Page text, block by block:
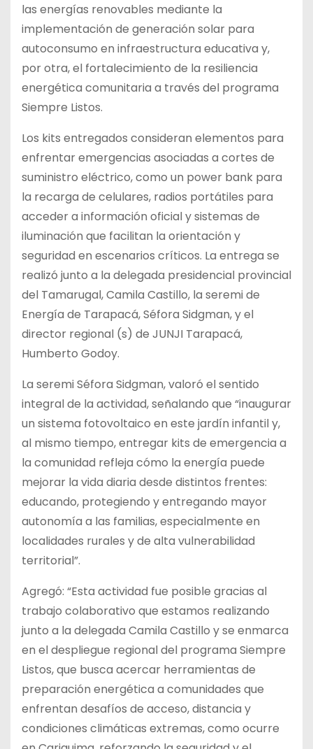
las energías renovables mediante la
implementación de generación solar para
autoconsumo en infraestructura educativa y,
por otra, el fortalecimiento de la resiliencia
energética comunitaria a través del programa
Siempre Listos.
Los kits entregados consideran elementos para
enfrentar emergencias asociadas a cortes de
suministro eléctrico, como un power bank para
la recarga de celulares, radios portátiles para
acceder a información oficial y sistemas de
iluminación que facilitan la orientación y
seguridad en escenarios críticos. La entrega se
realizó junto a la delegada presidencial provincial
del Tamarugal, Camila Castillo, la seremi de
Energía de Tarapacá, Séfora Sidgman, y el
director regional (s) de JUNJI Tarapacá,
Humberto Godoy.
La seremi Séfora Sidgman, valoró el sentido
integral de la actividad, señalando que “inaugurar
un sistema fotovoltaico en este jardín infantil y,
al mismo tiempo, entregar kits de emergencia a
la comunidad refleja cómo la energía puede
mejorar la vida diaria desde distintos frentes:
educando, protegiendo y entregando mayor
autonomía a las familias, especialmente en
localidades rurales y de alta vulnerabilidad
territorial”.
Agregó: “Esta actividad fue posible gracias al
trabajo colaborativo que estamos realizando
junto a la delegada Camila Castillo y se enmarca
en el despliegue regional del programa Siempre
Listos, que busca acercar herramientas de
preparación energética a comunidades que
enfrentan desafíos de acceso, distancia y
condiciones climáticas extremas, como ocurre